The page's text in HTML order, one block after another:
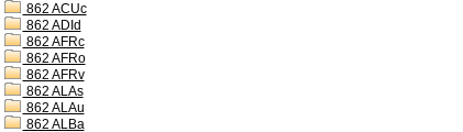
862 ACUc
862 ADId
862 AFRc
862 AFRo
862 AFRv
862 ALAs
862 ALAu
862 ALBa